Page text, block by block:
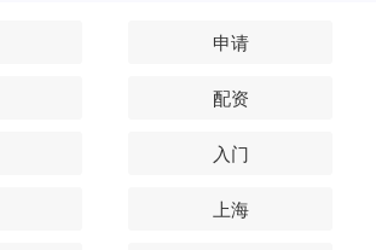
申请
配资
入门
上海